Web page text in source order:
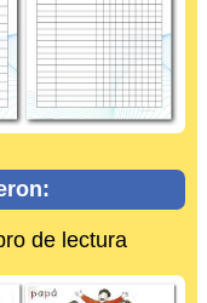
de lectura